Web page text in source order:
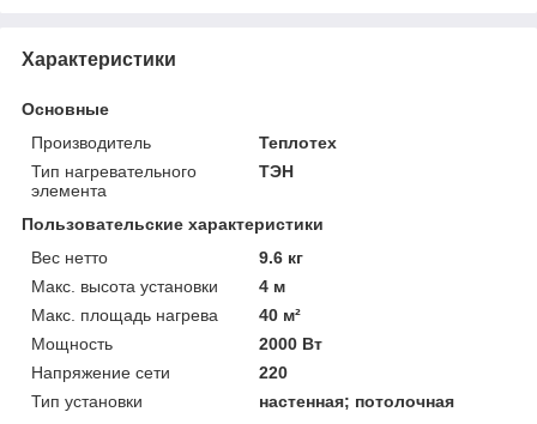
Характеристики
Основные
Производитель
Теплотех
Тип нагревательного
элемента
ТЭН
Пользовательские характеристики
Вес нетто
9.6 кг
Макс. высота установки
4 м
Макс. площадь нагрева
40 м²
Мощность
2000 Вт
Напряжение сети
220
Тип установки
настенная; потолочная